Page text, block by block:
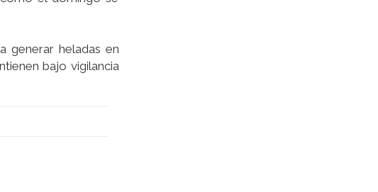
generar heladas en
bajo vigilancia